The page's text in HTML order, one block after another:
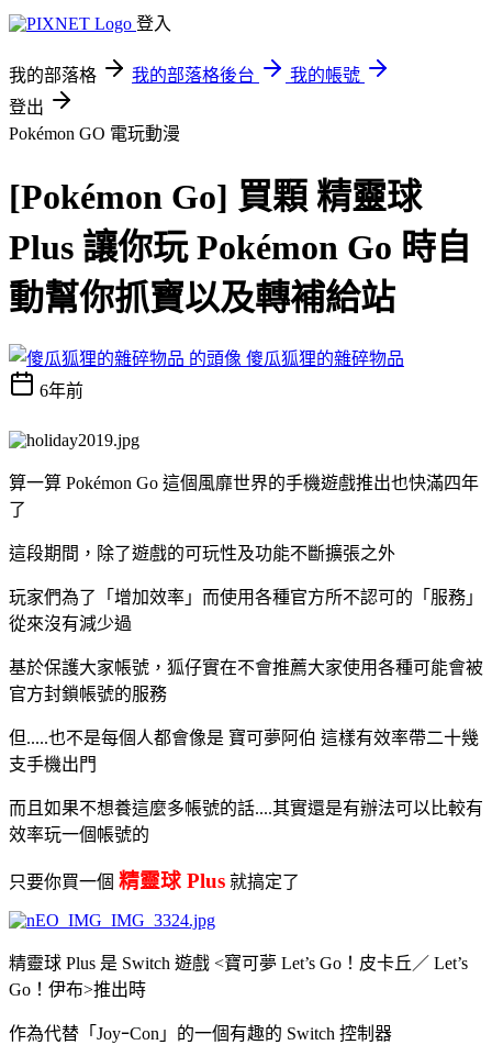
登入
我的部落格 我的部落格後台
我的帳號
登出
Pokémon GO 電玩動漫
[Pokémon Go] 買顆 精靈球
Plus 讓你玩 Pokémon Go 時自
動幫你抓寶以及轉補給站
傻瓜狐狸的雜碎物品
6年前
算一算 Pokémon Go 這個風靡世界的手機遊戲推出也快滿四年
了
這段期間，除了遊戲的可玩性及功能不斷擴張之外
玩家們為了「增加效率」而使用各種官方所不認可的「服務」
從來沒有減少過
基於保護大家帳號，狐仔實在不會推薦大家使用各種可能會被
官方封鎖帳號的服務
但.....也不是每個人都會像是 寶可夢阿伯 這樣有效率帶二十幾
支手機出門
而且如果不想養這麼多帳號的話....其實還是有辦法可以比較有
效率玩一個帳號的
只要你買一個 精靈球 Plus 就搞定了
精靈球 Plus 是 Switch 遊戲 <寶可夢 Let’s Go！皮卡丘／ Let’s
Go！伊布>推出時
作為代替「JoyｰCon」的一個有趣的 Switch 控制器